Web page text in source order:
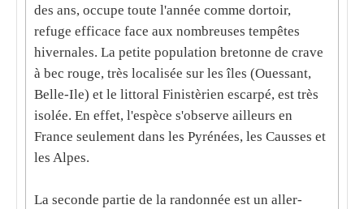
des ans, occupe toute l'année comme dortoir,
refuge efficace face aux nombreuses tempêtes
hivernales. La petite population bretonne de crave
à bec rouge, très localisée sur les îles (Ouessant,
Belle-Ile) et le littoral Finistèrien escarpé, est très
isolée. En effet, l'espèce s'observe ailleurs en
France seulement dans les Pyrénées, les Causses et
les Alpes.
La seconde partie de la randonnée est un aller-